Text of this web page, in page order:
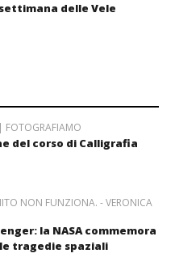
delle Vele
FOTOGRAFIAMO
del corso di Calligrafia
NON FUNZIONA. - VERONICA
la NASA commemora
tragedie spaziali